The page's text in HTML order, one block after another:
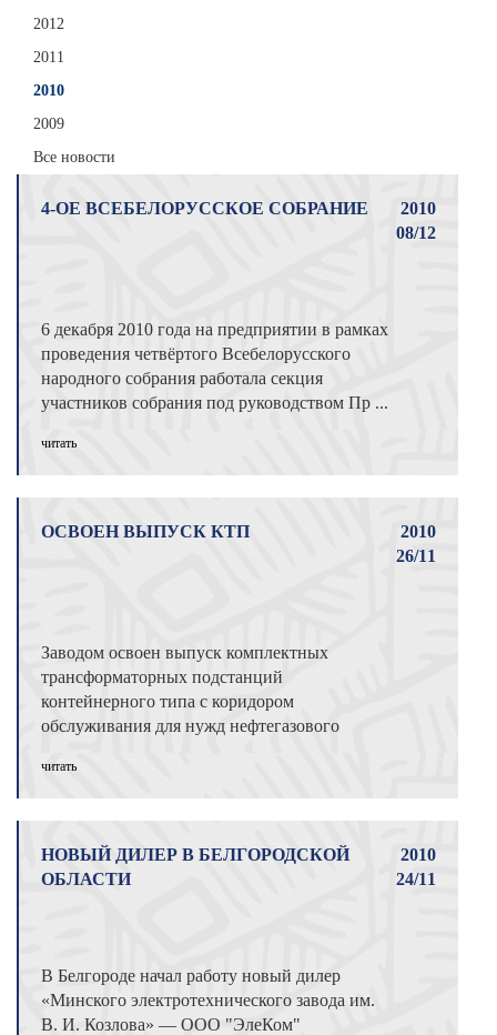
2012
2011
2010
2009
Все новости
4-ОЕ ВСЕБЕЛОРУССКОЕ СОБРАНИЕ
2010
08/12
6 декабря 2010 года на предприятии в рамках
проведения четвёртого Всебелорусского
народного собрания работала секция
участников собрания под руководством Пр ...
читать
ОСВОЕН ВЫПУСК КТП
2010
26/11
Заводом освоен выпуск комплектных
трансформаторных подстанций
контейнерного типа с коридором
обслуживания для нужд нефтегазового
читать
НОВЫЙ ДИЛЕР В БЕЛГОРОДСКОЙ
ОБЛАСТИ
2010
24/11
В Белгороде начал работу новый дилер
«Минского электротехнического завода им.
В. И. Козлова» — ООО "ЭлеКом"